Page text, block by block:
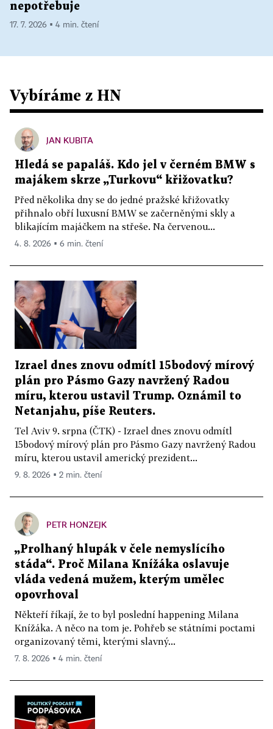
nepotřebuje
17. 7. 2026 ▪ 4 min. čtení
Vybíráme z HN
JAN KUBITA
Hledá se papaláš. Kdo jel v černém BMW s
majákem skrze „Turkovu“ křižovatku?
Před několika dny se do jedné pražské křižovatky
přihnalo obří luxusní BMW se začerněnými skly a
blikajícím majáčkem na střeše. Na červenou...
4. 8. 2026 ▪ 6 min. čtení
Izrael dnes znovu odmítl 15bodový mírový
plán pro Pásmo Gazy navržený Radou
míru, kterou ustavil Trump. Oznámil to
Netanjahu, píše Reuters.
Tel Aviv 9. srpna (ČTK) - Izrael dnes znovu odmítl
15bodový mírový plán pro Pásmo Gazy navržený Radou
míru, kterou ustavil americký prezident...
9. 8. 2026 ▪ 2 min. čtení
PETR HONZEJK
„Prolhaný hlupák v čele nemyslícího
stáda“. Proč Milana Knížáka oslavuje
vláda vedená mužem, kterým umělec
opovrhoval
Někteří říkají, že to byl poslední happening Milana
Knížáka. A něco na tom je. Pohřeb se státními poctami
organizovaný těmi, kterými slavný...
7. 8. 2026 ▪ 4 min. čtení